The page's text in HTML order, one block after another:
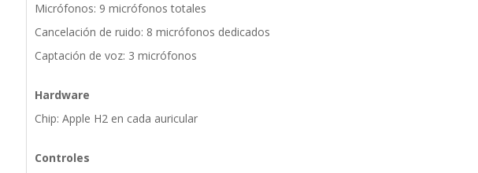
Micrófonos: 9 micrófonos totales
Cancelación de ruido: 8 micrófonos dedicados
Captación de voz: 3 micrófonos
Hardware
Chip: Apple H2 en cada auricular
Controles